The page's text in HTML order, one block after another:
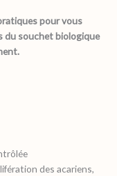
pour vous
du souchet biologique
des acariens,